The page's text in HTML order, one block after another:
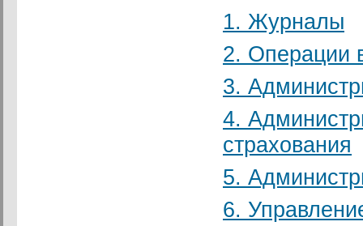
1. Журналы
2. Операции
3.
4.
страхования
5.
6.